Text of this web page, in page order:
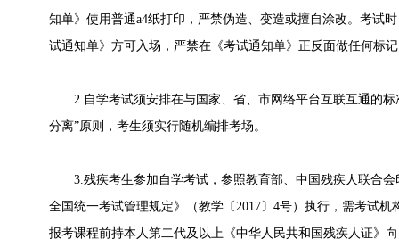
知单》使用普通a4纸打印，严禁伪造、变造或擅自涂改。考试
试通知单》方可入场，严禁在《考试通知单》正反面做任何标
2.自学考试须安排在与国家、省、市网络平台互联互通的标
分离”原则，考生须实行随机编排考场。
3.残疾考生参加自学考试，参照教育部、中国残疾人联合会
全国统一考试管理规定》（教学〔2017〕4号）执行，需考试
报考课程前持本人第二代及以上《中华人民共和国残疾人证》